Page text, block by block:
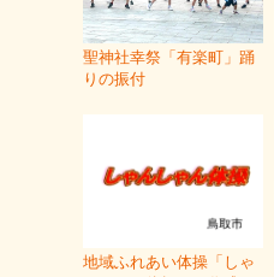
聖神社幸祭「有楽町」踊
りの振付
地域ふれあい体操「しゃ